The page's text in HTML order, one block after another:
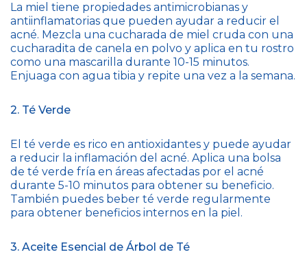
La miel tiene propiedades antimicrobianas y
antiinflamatorias que pueden ayudar a reducir el
acné. Mezcla una cucharada de miel cruda con una
cucharadita de canela en polvo y aplica en tu rostro
como una mascarilla durante 10-15 minutos.
Enjuaga con agua tibia y repite una vez a la semana.
2. Té Verde
El té verde es rico en antioxidantes y puede ayudar
a reducir la inflamación del acné. Aplica una bolsa
de té verde fría en áreas afectadas por el acné
durante 5-10 minutos para obtener su beneficio.
También puedes beber té verde regularmente
para obtener beneficios internos en la piel.
3. Aceite Esencial de Árbol de Té